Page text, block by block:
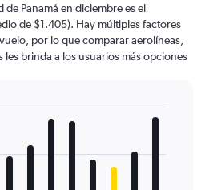
de Panamá en diciembre es el
de $1.405). Hay múltiples factores
por lo que comparar aerolíneas,
brinda a los usuarios más opciones